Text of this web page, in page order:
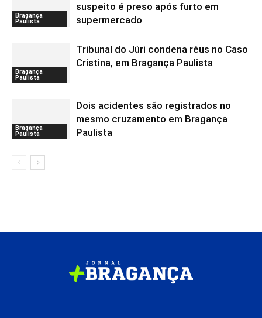
Bragança
Paulista
suspeito é preso após furto em
supermercado
Bragança
Paulista
Tribunal do Júri condena réus no Caso
Cristina, em Bragança Paulista
Bragança
Paulista
Dois acidentes são registrados no
mesmo cruzamento em Bragança
Paulista